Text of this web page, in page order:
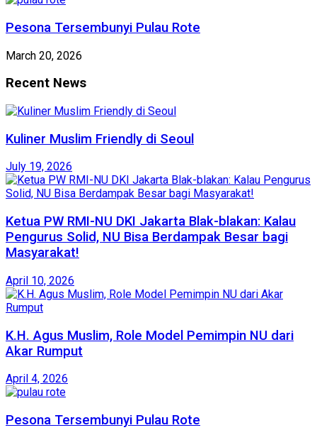
Pesona Tersembunyi Pulau Rote
March 20, 2026
Recent News
Kuliner Muslim Friendly di Seoul
July 19, 2026
Ketua PW RMI-NU DKI Jakarta Blak-blakan: Kalau
Pengurus Solid, NU Bisa Berdampak Besar bagi
Masyarakat!
April 10, 2026
K.H. Agus Muslim, Role Model Pemimpin NU dari
Akar Rumput
April 4, 2026
Pesona Tersembunyi Pulau Rote